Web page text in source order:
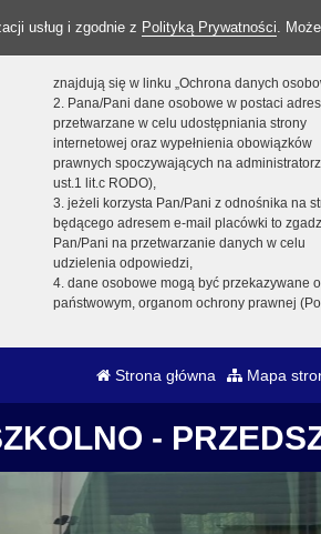
usług i zgodnie z Polityką Prywatności.
znajdują się w linku „Ochrona danych
2. Pana/Pani dane osobowe w postaci
przetwarzane w celu udostępniania strony
internetowej oraz wypełnienia obowiązków
prawnych spoczywających na
ust.1 lit.c RODO),
3. jeżeli korzysta Pan/Pani z odnośnika na
będącego adresem e-mail placówki to
Pan/Pani na przetwarzanie danych w celu
udzielenia odpowiedzi,
4. dane osobowe mogą być przekazywane
państwowym, organom ochrony prawnej
Strona główna Mapa
-